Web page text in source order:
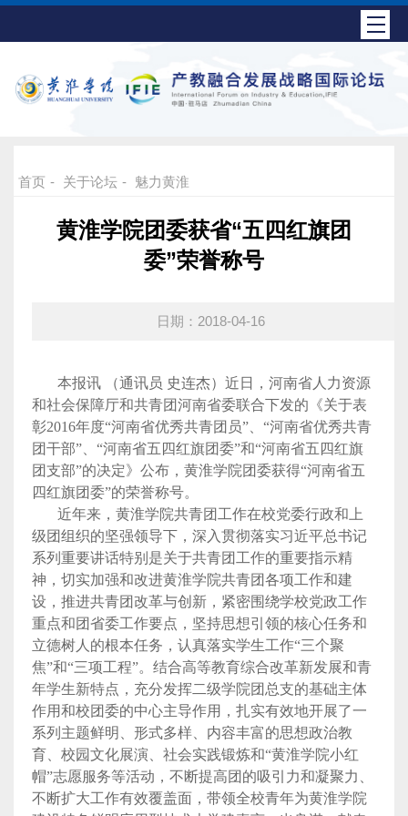
首页 - 关于论坛 - 魅力黄淮
黄淮学院团委获省“五四红旗团
委”荣誉称号
日期：2018-04-16
本报讯 （通讯员 史连杰）近日，河南省人力资源
和社会保障厅和共青团河南省委联合下发的《关于表
彰2016年度“河南省优秀共青团员”、“河南省优秀共青
团干部”、“河南省五四红旗团委”和“河南省五四红旗
团支部”的决定》公布，黄淮学院团委获得“河南省五
四红旗团委”的荣誉称号。
近年来，黄淮学院共青团工作在校党委行政和上
级团组织的坚强领导下，深入贯彻落实习近平总书记
系列重要讲话特别是关于共青团工作的重要指示精
神，切实加强和改进黄淮学院共青团各项工作和建
设，推进共青团改革与创新，紧密围绕学校党政工作
重点和团省委工作要点，坚持思想引领的核心任务和
立德树人的根本任务，认真落实学生工作“三个聚
焦”和“三项工程”。结合高等教育综合改革新发展和青
年学生新特点，充分发挥二级学院团总支的基础主体
作用和校团委的中心主导作用，扎实有效地开展了一
系列主题鲜明、形式多样、内容丰富的思想政治教
育、校园文化展演、社会实践锻炼和“黄淮学院小红
帽”志愿服务等活动，不断提高团的吸引力和凝聚力、
不断扩大工作有效覆盖面，带领全校青年为黄淮学院